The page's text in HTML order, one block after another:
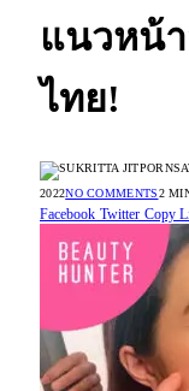
แนวหน้
ไทย!
2022NO COMMENTS2
Facebook Twitter Copy